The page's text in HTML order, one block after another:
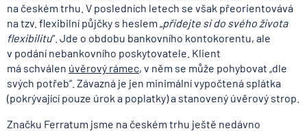
na českém trhu. V posledních letech se však přeorientovává
na tzv. flexibilní půjčky s heslem „přidejte si do svého života
flexibilitu“. Jde o obdobu bankovního kontokorentu, ale
v podání nebankovního poskytovatele. Klient
má schválen úvěrový rámec, v něm se může pohybovat „dle
svých potřeb“. Závazná je jen minimální vypočtená splátka
(pokrývající pouze úrok a poplatky) a stanovený úvěrový strop.
Značku Ferratum jsme na českém trhu ještě nedávno